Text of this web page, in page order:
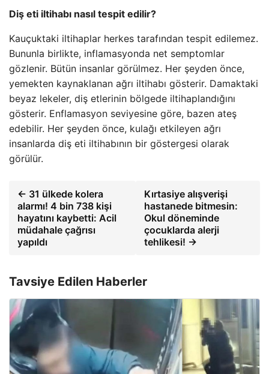
Diş eti iltihabı nasıl tespit edilir?
Kauçuktaki iltihaplar herkes tarafından tespit edilemez.
Bununla birlikte, inflamasyonda net semptomlar
gözlenir. Bütün insanlar görülmez. Her şeyden önce,
yemekten kaynaklanan ağrı iltihabı gösterir. Damaktaki
beyaz lekeler, diş etlerinin bölgede iltihaplandığını
gösterir. Enflamasyon seviyesine göre, bazen ateş
edebilir. Her şeyden önce, kulağı etkileyen ağrı
insanlarda diş eti iltihabının bir göstergesi olarak
görülür.
← 31 ülkede kolera
alarmı! 4 bin 738 kişi
hayatını kaybetti: Acil
müdahale çağrısı
yapıldı
Kırtasiye alışverişi
hastanede bitmesin:
Okul döneminde
çocuklarda alerji
tehlikesi! →
Tavsiye Edilen Haberler